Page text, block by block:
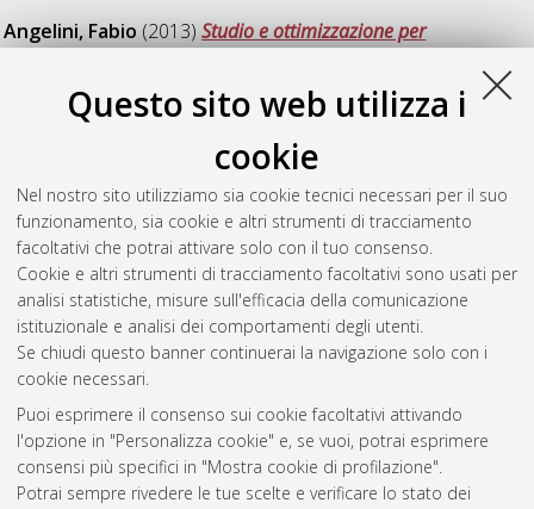
Questo sito web utilizza i
cookie
Nel nostro sito utilizziamo sia cookie tecnici necessari per il suo
funzionamento, sia cookie e altri strumenti di tracciamento
facoltativi che potrai attivare solo con il tuo consenso.
Cookie e altri strumenti di tracciamento facoltativi sono usati per
analisi statistiche, misure sull'efficacia della comunicazione
istituzionale e analisi dei comportamenti degli utenti.
Se chiudi questo banner continuerai la navigazione solo con i
cookie necessari.
Puoi esprimere il consenso sui cookie facoltativi attivando
l'opzione in "Personalizza cookie" e, se vuoi, potrai esprimere
consensi più specifici in "Mostra cookie di profilazione".
Potrai sempre rivedere le tue scelte e verificare lo stato dei
Angelini, Fabio (2013)Studio e ottimizzazione per
Ingegneria
meccanica [L-DM509] - Forli'
(2013)Studio di fattibilità di metodo
riduttore aeronautico commerciale.[Laurea], Università di
Bologna, Corso di Studio in Ingegneria meccanica [L-DM509]
- Forli'
Questa lista e' stata generata ilSat Aug 8 20:40:45 2026
CEST
Atom
Rss 1.0
Rss 2.0